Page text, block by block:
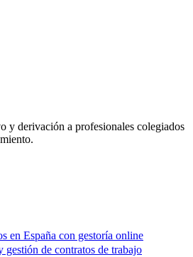
y derivación a profesionales colegiados
en España con gestoría online
gestión de contratos de trabajo